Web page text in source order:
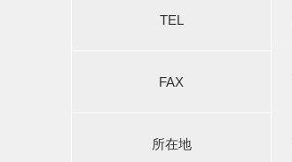
TEL
FAX
所在地